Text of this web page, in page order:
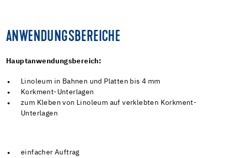
ANWENDUNGSBEREICHE
Hauptanwendungsbereich:
Linoleum in Bahnen und Platten bis 4 mm
Korkment-Unterlagen
zum Kleben von Linoleum auf verklebten Korkment-
Unterlagen
einfacher Auftrag